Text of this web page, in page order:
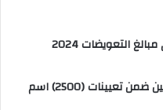
التعويضات 2024
تعيينات (2500) اسم